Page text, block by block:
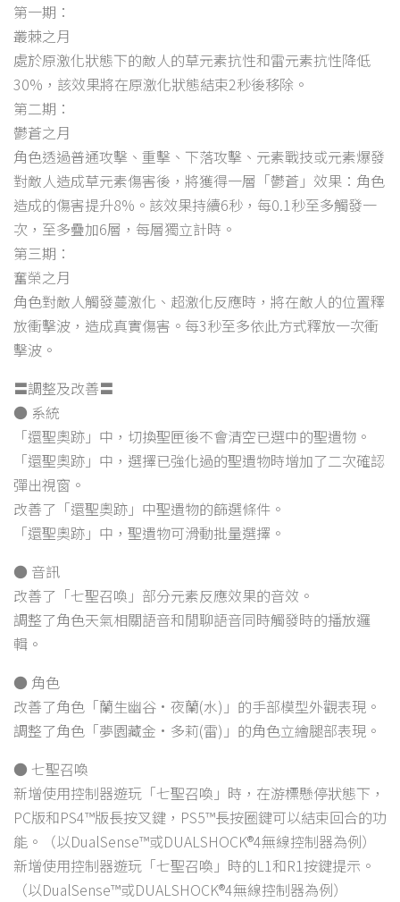
第一期：
叢棘之月
處於原激化狀態下的敵人的草元素抗性和雷元素抗性降低
30%，該效果將在原激化狀態結束2秒後移除。
第二期：
鬱蒼之月
角色透過普通攻擊、重擊、下落攻擊、元素戰技或元素爆發
對敵人造成草元素傷害後，將獲得一層「鬱蒼」效果：角色
造成的傷害提升8%。該效果持續6秒，每0.1秒至多觸發一
次，至多疊加6層，每層獨立計時。
第三期：
奮榮之月
角色對敵人觸發蔓激化、超激化反應時，將在敵人的位置釋
放衝擊波，造成真實傷害。每3秒至多依此方式釋放一次衝
擊波。
〓調整及改善〓
● 系統
「還聖奧跡」中，切換聖匣後不會清空已選中的聖遺物。
「還聖奧跡」中，選擇已強化過的聖遺物時增加了二次確認
彈出視窗。
改善了「還聖奧跡」中聖遺物的篩選條件。
「還聖奧跡」中，聖遺物可滑動批量選擇。
● 音訊
改善了「七聖召喚」部分元素反應效果的音效。
調整了角色天氣相關語音和閒聊語音同時觸發時的播放邏
輯。
● 角色
改善了角色「蘭生幽谷·夜蘭(水)」的手部模型外觀表現。
調整了角色「夢園藏金·多莉(雷)」的角色立繪腿部表現。
● 七聖召喚
新增使用控制器遊玩「七聖召喚」時，在游標懸停狀態下，
PC版和PS4™版長按叉鍵，PS5™長按圈鍵可以結束回合的功
能。（以DualSense™或DUALSHOCK®4無線控制器為例）
新增使用控制器遊玩「七聖召喚」時的L1和R1按鍵提示。
（以DualSense™或DUALSHOCK®4無線控制器為例）